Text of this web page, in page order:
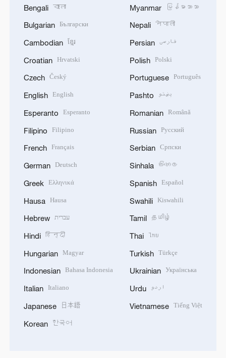
Bengali বাংলা
Bulgarian Български
Cambodian ខ្មែរ
Croatian Hrvatski
Czech Český
English English
Esperanto Esperanto
Filipino Filipino
French Français
German Deutsch
Greek Ελληνικά
Hausa Hausa
Hebrew עברית
Hindi हिन्दी
Hungarian Magyar
Indonesian Bahasa Indonesia
Italian Italiano
Japanese 日本語
Korean 한국어
Myanmar မြန်မာဘာသာ
Nepali नेपाली
Persian فارسی
Polish Polski
Portuguese Português
Pashto پښتو
Romanian Română
Russian Русский
Serbian Српски
Sinhala සිංහල
Spanish Español
Swahili Kiswahili
Tamil தமிழ்
Thai ไทย
Turkish Türkçe
Ukrainian Українська
Urdu اردو
Vietnamese Tiếng Việt